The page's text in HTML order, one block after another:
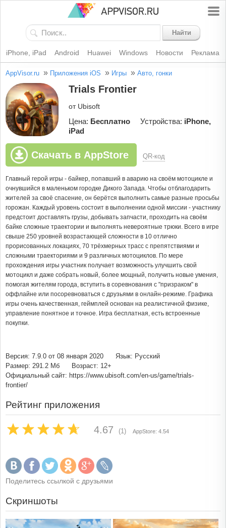
Найти
iPhone, iPad Android Huawei Windows Новости Реклама
AppVisor.ru » Приложения iOS » Игры » Авто, гонки
Trials Frontier
от Ubisoft
Цена: Бесплатно Устройства: iPhone,
iPad
Скачать в AppStore QR-код
Главный герой игры - байкер, попавший в аварию на своём мотоцикле и
очнувшийся в маленьком городке Дикого Запада. Чтобы отблагодарить
жителей за своё спасение, он берётся выполнить самые разные просьбы
горожан. Каждый уровень состоит в выполнении одной миссии - участнику
предстоит доставлять грузы, добывать запчасти, проходить на своём
байке сложные траектории и выполнять невероятные трюки. Всего в игре
свыше 250 уровней возрастающей сложности в 10 отлично
прорисованных локациях, 70 трёхмерных трасс с препятствиями и
сложными траекториями и 9 различных мотоциклов. По мере
прохождения игры участник получает возможность улучшить свой
мотоцикл и даже собрать новый, более мощный, получить новые умения,
помогая жителям города, вступить в соревнования с "призраком" в
оффлайне или посоревноваться с друзьями в онлайн-режиме. Графика
игры очень качественная, геймплей основан на реалистичной физике,
управление понятное и точное. Игра бесплатная, есть встроенные
покупки.
Версия: 7.9.0 от 08 января 2020
Язык: Русский
Размер: 291.2 Мб
Возраст: 12+
Официальный сайт: https://www.ubisoft.com/en-us/game/trials-
frontier/
Рейтинг приложения
4.67 (1) AppStore: 4.54
Поделитесь ссылкой с друзьями
Скриншоты